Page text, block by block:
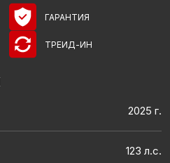
ГАРАНТИЯ
ТРЕИД-ИН
2025 г.
123 л.с.